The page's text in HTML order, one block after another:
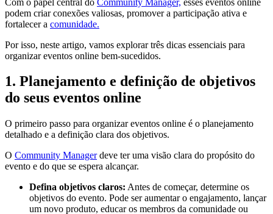
podem criar conexões valiosas, promover a participação ativa e
fortalecer a comunidade.
Por isso, neste artigo, vamos explorar três dicas essenciais para
organizar eventos online bem-sucedidos.
1. Planejamento e definição de objetivos
do seus eventos online
O primeiro passo para organizar eventos online é o planejamento
detalhado e a definição clara dos objetivos.
O Community Managerdeve ter uma visão clara do propósito do
evento e do que se espera alcançar.
Defina objetivos claros: Antes de começar, determine os
objetivos do evento. Pode ser aumentar o engajamento, lançar
um novo produto, educar os membros da comunidade ou